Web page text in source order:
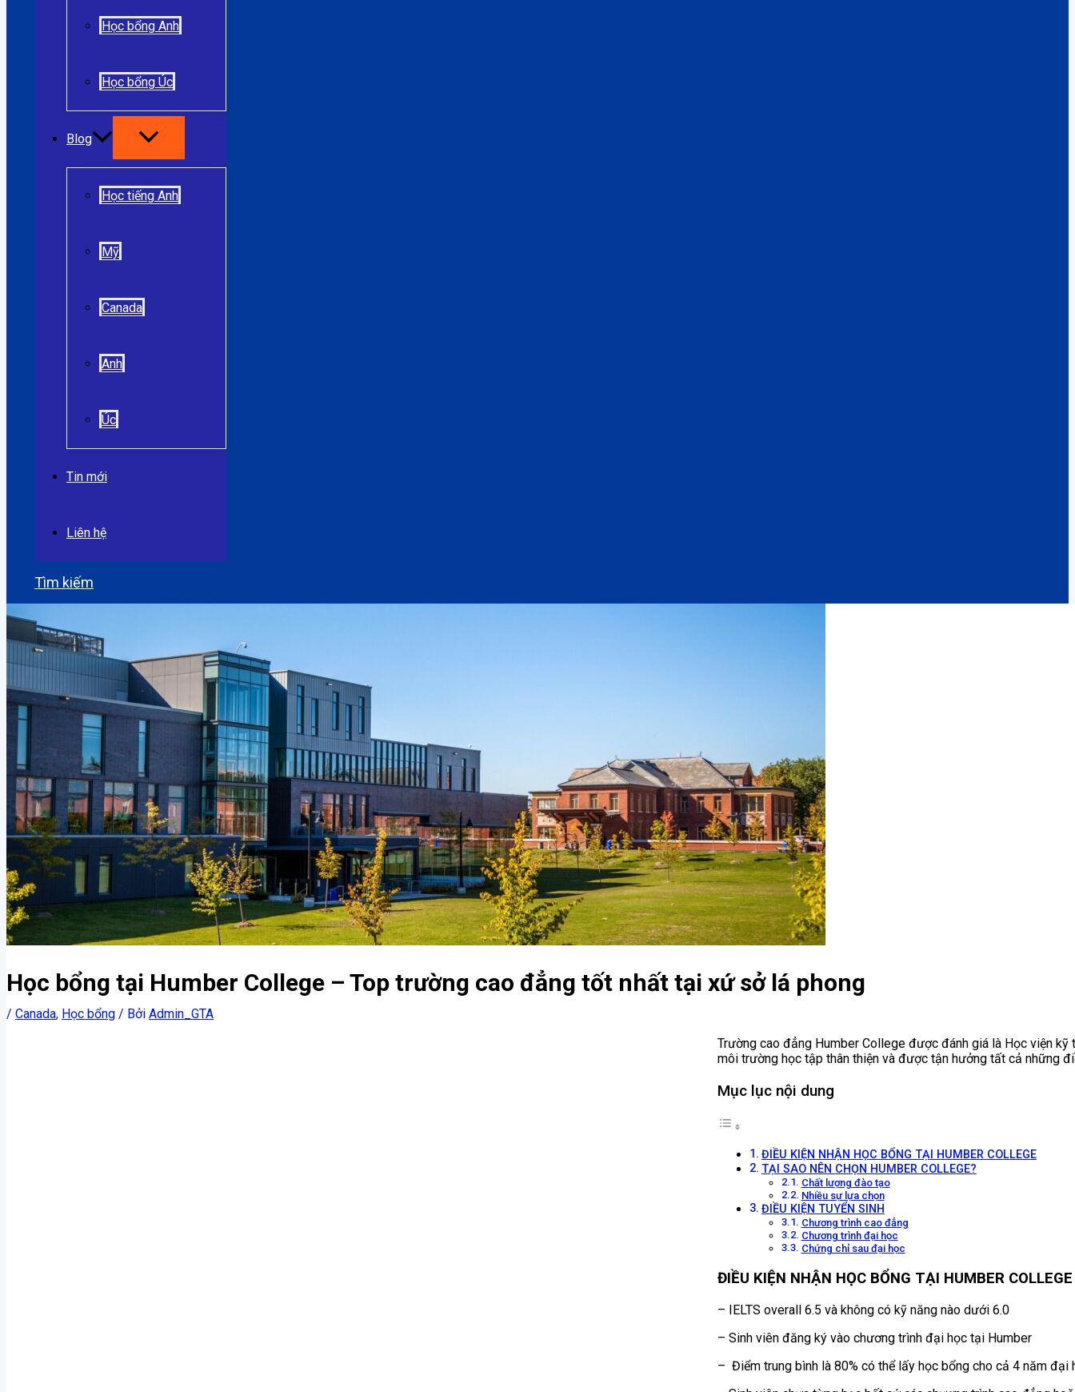
Học bổng Anh
Học bổng Úc
Blog
Học tiếng Anh
Mỹ
Canada
Anh
Úc
Tin mới
Liên hệ
Tìm kiếm
Học bổng tại Humber College – Top trường cao đẳng tốt nhất tại xứ sở lá phong
/ Canada, Học bổng / Bởi Admin_GTA
Trường cao đẳng Humber College được đánh giá là Học viện
môi trường học tập thân thiện và được tận hưởng tất cả những
Mục lục nội dung
ĐIỀU KIỆN NHẬN HỌC BỔNG TẠI HUMBER COLLEGE
TẠI SAO NÊN CHỌN HUMBER COLLEGE?
Chất lượng đào tạo
Nhiều sự lựa chọn
ĐIỀU KIỆN TUYỂN SINH
Chương trình cao đẳng
Chương trình đại học
Chứng chỉ sau đại học
ĐIỀU KIỆN NHẬN HỌC BỔNG TẠI HUMBER COLLEGE
– IELTS overall 6.5 và không có kỹ năng nào dưới 6.0
– Sinh viên đăng ký vào chương trình đại học tại Humber
– Điểm trung bình là 80% có thể lấy học bổng cho cả 4 năm đại